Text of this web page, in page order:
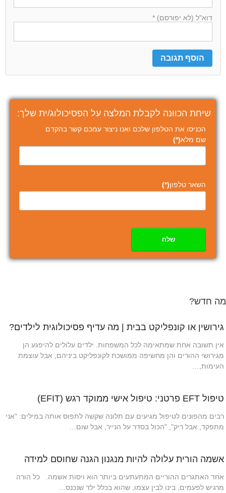
דוא"ל (לא יפורסם) *
שיחת הכוונה לקבלת המלצה על הפסיכולוג/ית שלך:
הכניסו את הטלפון שלכם ואנו ניצור עמכם קשר בהקדם
שם מלא(*)
השאר טלפון(*)
שלח
מה חדש?
גירושין או קונפליקט בבית | מה עדיף פסיכולוגית לילדים?
אין תשובה אחת שמתאימה לכל המשפחות. ילדים עלולים להיפגע הן
מגירושי ההורים והן מחשיפה ממושכת לקונפליקט ביניהם, אבל עוצמת
העימות,…
טיפול EFT פרטני: טיפול אישי ממוקד רגש (EFIT)
רבים מהפונים לטיפול מגיעים עם תלונה שקשה לתפוס אותה במילים: "אני
מתפקד, אבל ריק", "הכול בסדר על הנייר, אבל שום…
אשמה הורית עלולה להיות מנגנון הגנה שחוסם למידה
אחד האתגרים ההוריים המתעתעים ביותר הוא ויסות אשמה. כל הורה
מרגיש לפעמים, בינו לבין עצמו, שהוא בכלל ילד שנכנס…